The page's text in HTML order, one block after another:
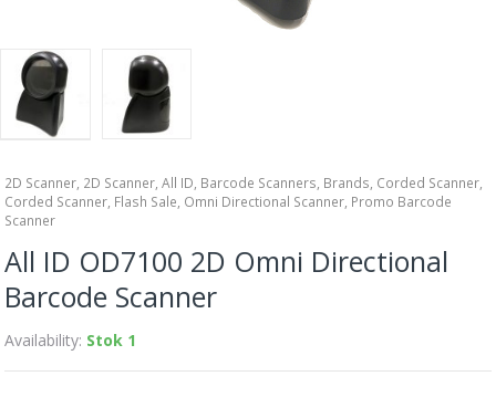
2D Scanner, 2D Scanner,All ID, Barcode Scanners, Brands, Corded Scanner,
Corded Scanner, Flash Sale, Omni Directional Scanner, Promo Barcode
Scanner
All ID OD7100 2D Omni Directional
Barcode Scanner
Availability: Stok 1